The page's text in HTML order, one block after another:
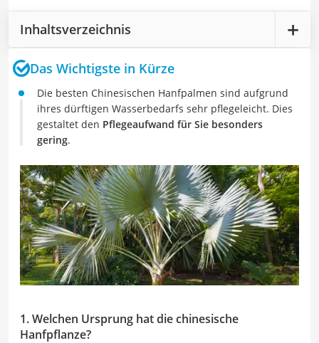
Inhaltsverzeichnis
Das Wichtigste in Kürze
Die besten Chinesischen Hanfpalmen sind aufgrund
ihres dürftigen Wasserbedarfs sehr pflegeleicht. Dies
gestaltet den Pflegeaufwand für Sie besonders
gering.
1. Welchen Ursprung hat die chinesische
Hanfpflanze?